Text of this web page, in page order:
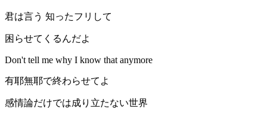
君は言う 知ったフリして
困らせてくるんだよ
Don't tell me why I know that anymore
有耶無耶で終わらせてよ
感情論だけでは成り立たない世界